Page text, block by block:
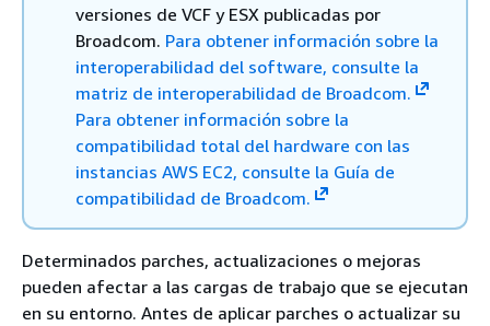
versiones de VCF y ESX publicadas por
Broadcom. Para obtener información sobre la
interoperabilidad del software, consulte la
matriz de interoperabilidad de Broadcom.
Para obtener información sobre la
compatibilidad total del hardware con las
instancias AWS EC2, consulte la Guía de
compatibilidad de Broadcom.
Determinados parches, actualizaciones o mejoras
pueden afectar a las cargas de trabajo que se ejecutan
en su entorno. Antes de aplicar parches o actualizar su